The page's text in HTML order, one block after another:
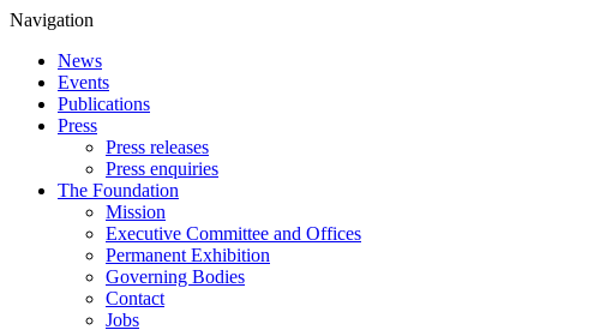
Navigation
News
Events
Publications
Press
Press releases
Press enquiries
The Foundation
Mission
Executive Committee and Offices
Permanent Exhibition
Governing Bodies
Contact
Jobs